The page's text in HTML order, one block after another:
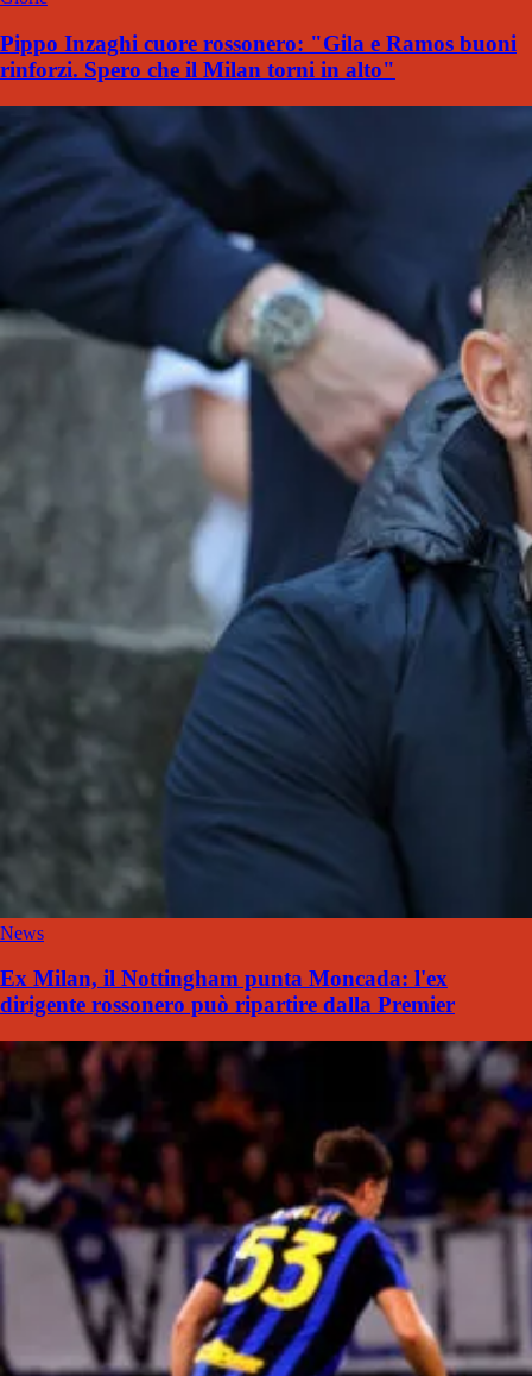
Pippo Inzaghi cuore rossonero: "Gila e Ramos buoni
rinforzi. Spero che il Milan torni in alto"
News
Ex Milan, il Nottingham punta Moncada: l'ex
dirigente rossonero può ripartire dalla Premier